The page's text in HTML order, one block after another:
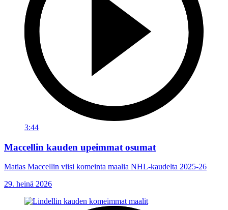
3:44
Maccellin kauden upeimmat osumat
Matias Maccellin viisi komeinta maalia NHL-kaudelta 2025-26
29. heinä 2026